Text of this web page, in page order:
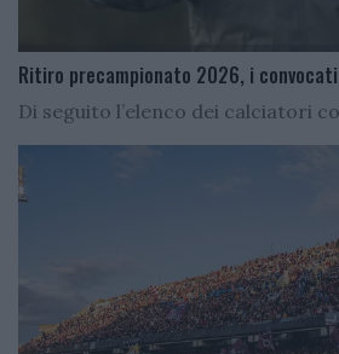
Ritiro precampionato 2026, i
Di seguito l’elenco dei calciatori